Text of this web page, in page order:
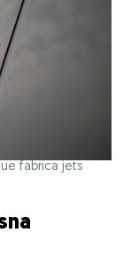
fabrica jets